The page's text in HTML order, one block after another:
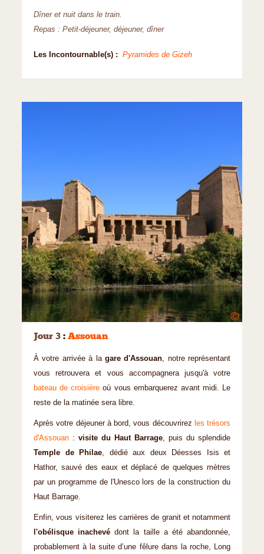
Dîner et nuit dans le train.
Repas : Petit-déjeuner, déjeuner, dîner
Les Incontournable(s) : Pyramides de Gizeh
©
Jour 3 : Assouan
À votre arrivée à la gare d'Assouan, notre représentant
vous retrouvera et vous accompagnera jusqu'à votre
bateau de croisière où vous embarquerez avant midi. Le
reste de la matinée sera libre.
Après votre déjeuner à bord, vous découvrirez les trésors
d'Assouan : visite du Haut Barrage, puis du splendide
Temple de Philae, dédié aux deux Déesses Isis et
Hathor, sauvé des eaux et déplacé de quelques mètres
par un programme de l'Unesco lors de la construction du
Haut Barrage.
Enfin, vous visiterez les carrières de granit et notamment
l'obélisque inachevé dont la taille a été abandonnée,
probablement à la suite d’une fêlure dans la roche, Long